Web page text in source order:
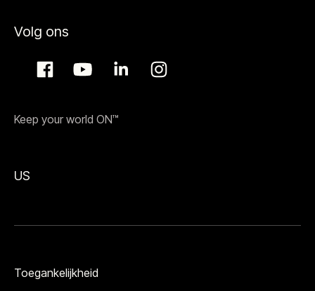
Volg ons
Keep your world ON™
US
Toegankelijkheid